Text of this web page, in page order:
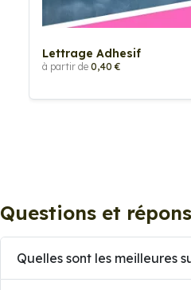
Lettrage Adhesif
à partir de 0,40 €
Questions et
Quelles sont les meilleures